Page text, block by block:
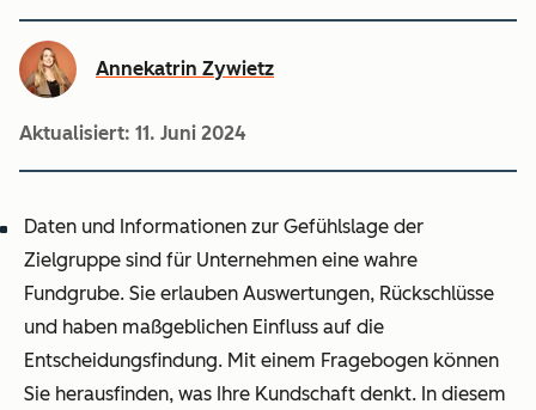
Annekatrin Zywietz
Aktualisiert: 11. Juni 2024
Daten und Informationen zur Gefühlslage der
Zielgruppe sind für Unternehmen eine wahre
Fundgrube. Sie erlauben Auswertungen, Rückschlüsse
und haben maßgeblichen Einfluss auf die
Entscheidungsfindung. Mit einem Fragebogen können
Sie herausfinden, was Ihre Kundschaft denkt. In diesem